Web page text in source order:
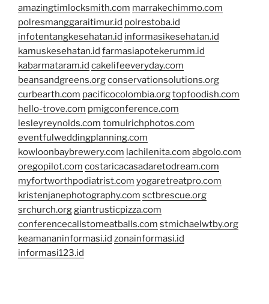
amazingtimlocksmith.com marrakechimmo.com
polresmanggaraitimur.id polrestoba.id
infotentangkesehatan.id informasikesehatan.id
kamuskesehatan.id farmasiapotekerumm.id
kabarmataram.id cakelifeeveryday.com
beansandgreens.orgconservationsolutions.org
curbearth.com pacificocolombia.orgtopfoodish.com
hello-trove.com pmigconference.com
lesleyreynolds.com tomulrichphotos.com
eventfulweddingplanning.com
kowloonbaybrewery.com lachilenita.com abgolo.com
oregopilot.com costaricacasadaretodream.com
myfortworthpodiatrist.com yogaretreatpro.com
kristenjanephotography.com sctbrescue.org
srchurch.orggiantrusticpizza.com
conferencecallstomeatballs.com stmichaelwtby.org
keamananinformasi.id zonainformasi.id
informasi123.id